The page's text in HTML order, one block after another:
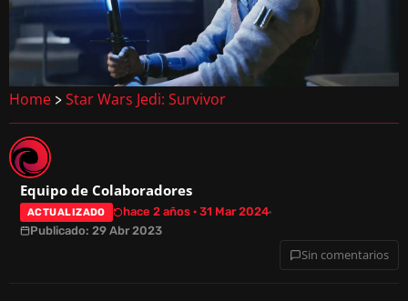
Home > Star Wars Jedi: Survivor
Equipo de Colaboradores
ACTUALIZADO
hace 2 años · 31 Mar 2024
Publicado: 29 Abr 2023
Sin comentarios